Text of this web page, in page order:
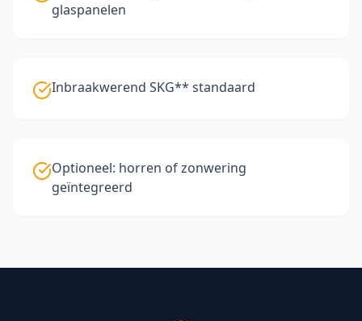
glaspanelen
Inbraakwerend SKG** standaard
Optioneel: horren of zonwering
geïntegreerd